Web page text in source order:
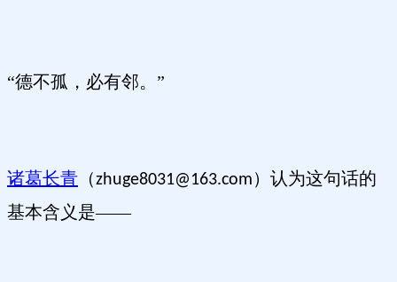
“德不孤，必有邻。”
诸葛长青 （zhuge8031@163.com） 认为这句话的
基本含义是——